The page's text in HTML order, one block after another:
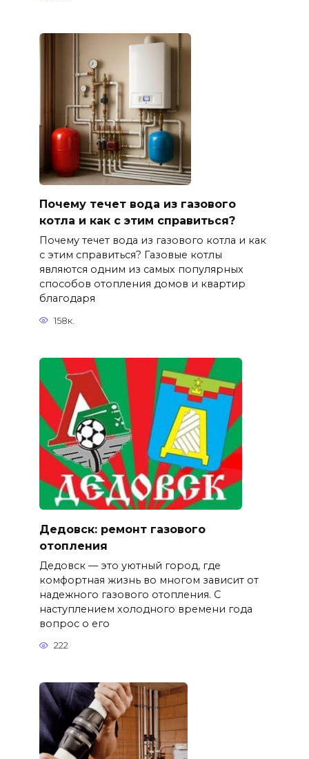
Почему течет вода из газового
котла и как с этим справиться?
Почему течет вода из газового котла и как
с этим справиться? Газовые котлы
являются одним из самых популярных
способов отопления домов и квартир
благодаря
158к.
Дедовск: ремонт газового
отопления
Дедовск — это уютный город, где
комфортная жизнь во многом зависит от
надежного газового отопления. С
наступлением холодного времени года
вопрос о его
222